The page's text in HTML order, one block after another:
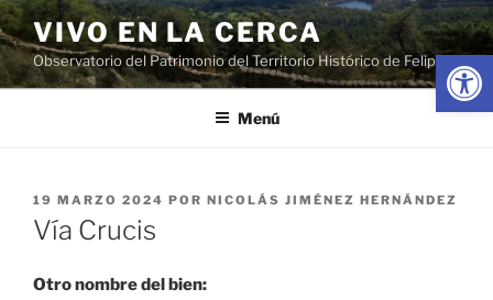
Abrir
Saltar
al
contenido
VIVO EN LA CERCA
Observatorio del Patrimonio del Territorio Histórico de Felipe II
Menú
PUBLICADO
EL
19 MARZO 2024 POR NICOLÁS JIMÉNEZ HERNÁNDEZ
Vía Crucis
Otro nombre del bien: